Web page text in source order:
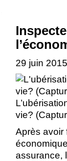
29 juin
vie?
Après avoir
assurance,